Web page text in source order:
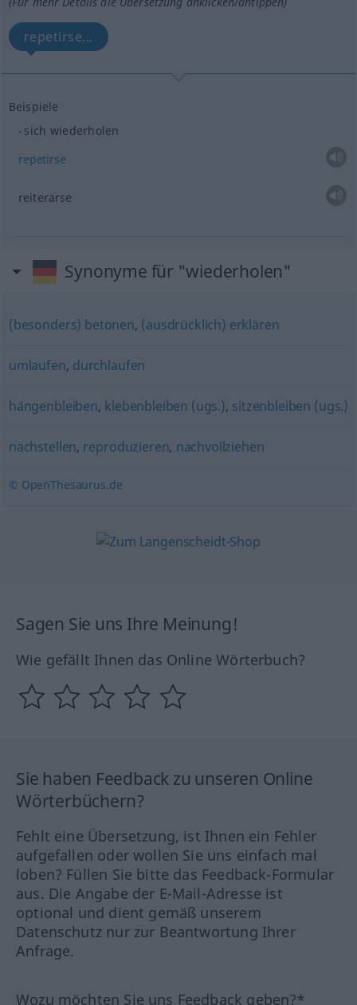
repetirse...
Beispiele
sich wiederholen
repetirse
reiterarse
Synonyme für "wiederholen"
(besonders) betonen, (ausdrücklich) erklären
umlaufen, durchlaufen
hängenbleiben, klebenbleiben (ugs.), sitzenbleiben (ugs.)
nachstellen, reproduzieren, nachvollziehen
© OpenThesaurus.de
Sagen Sie uns Ihre Meinung!
Wie gefällt Ihnen das Online Wörterbuch?
Sie haben Feedback zu unseren Online
Wörterbüchern?
Fehlt eine Übersetzung, ist Ihnen ein Fehler
aufgefallen oder wollen Sie uns einfach mal
loben? Füllen Sie bitte das Feedback-Formular
aus. Die Angabe der E-Mail-Adresse ist
optional und dient gemäß unserem
Datenschutz nur zur Beantwortung Ihrer
Anfrage.
Wozu möchten Sie uns Feedback geben?*